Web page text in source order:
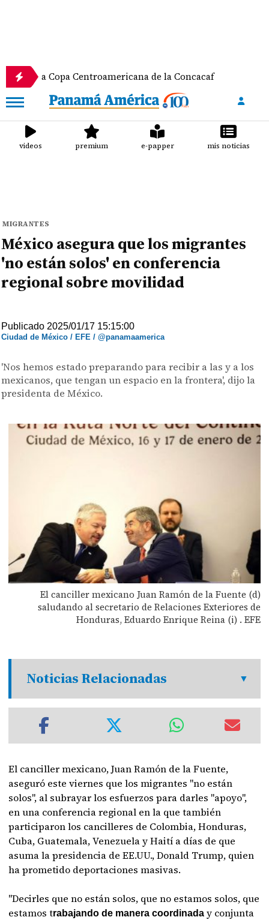
Copa Centroamericana de la Concacaf
videos premium e-papper mis noticias
MIGRANTES
México asegura que los migrantes
'no están solos' en conferencia
regional sobre movilidad
Publicado 2025/01/17 15:15:00
Ciudad de México / EFE / @panamaamerica
'Nos hemos estado preparando para recibir a las y a los
mexicanos, que tengan un espacio en la frontera', dijo la
presidenta de México.
El canciller mexicano Juan Ramón de la Fuente (d)
saludando al secretario de Relaciones Exteriores de
Honduras, Eduardo Enrique Reina (i) . EFE
Noticias Relacionadas
El canciller mexicano, Juan Ramón de la Fuente,
aseguró este viernes que los migrantes "no están
solos", al subrayar los esfuerzos para darles "apoyo",
en una conferencia regional en la que también
participaron los cancilleres de Colombia, Honduras,
Cuba, Guatemala, Venezuela y Haití a días de que
asuma la presidencia de EE.UU., Donald Trump, quien
ha prometido deportaciones masivas.
"Decirles que no están solos, que no estamos solos, que
estamos trabajando de manera coordinaday conjunta